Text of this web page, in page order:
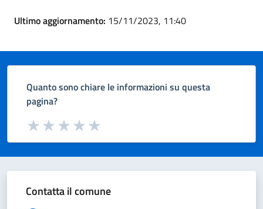
Ultimo aggiornamento: 15/11/2023, 11:40
Quanto sono chiare le informazioni su questa
pagina?
Valuta da 1 a 5 stelle la pagina
Valuta 5 stelle su 5
Valuta 4 stelle su 5
Valuta 3 stelle su 5
Valuta 2 stelle su 5
Valuta 1 stelle su 5
Contatta il comune